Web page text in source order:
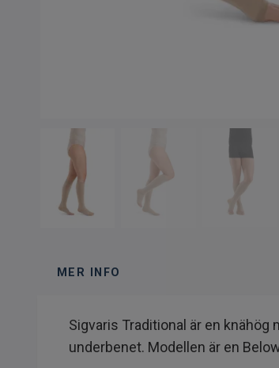
MER INFO
Sigvaris Traditional är en
underbenet. Modellen är en